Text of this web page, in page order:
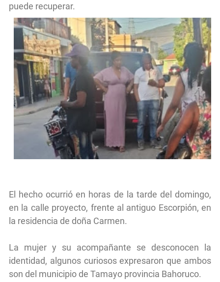
puede recuperar.
El hecho ocurrió en horas de la tarde del domingo,
en la calle proyecto, frente al antiguo Escorpión, en
la residencia de doña Carmen.
La mujer y su acompañante se desconocen la
identidad, algunos curiosos expresaron que ambos
son del municipio de Tamayo provincia Bahoruco.